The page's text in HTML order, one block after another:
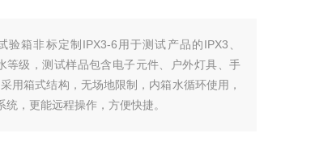
验箱非标定制IPX3-6用于测试产品的IPX3、
等级，测试样品包含电子元件、户外灯具、手
用箱式结构，无场地限制，内箱水循环使用，
，更能远程操作，方便快捷。